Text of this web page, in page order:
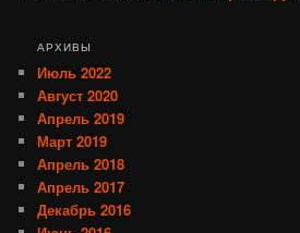
АРХИВЫ
Июль 2022
Август 2020
Апрель 2019
Март 2019
Апрель 2018
Апрель 2017
Декабрь 2016